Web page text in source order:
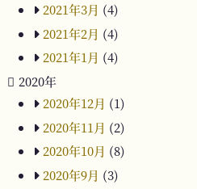
2021年3月 (4)
2021年2月 (4)
2021年1月 (4)
2020年
2020年12月 (1)
2020年11月 (2)
2020年10月 (8)
2020年9月 (3)